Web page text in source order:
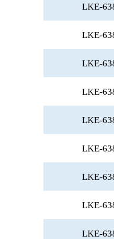
LKE-
LKE-
LKE-
LKE-
LKE-
LKE-
LKE-
LKE-
LKE-